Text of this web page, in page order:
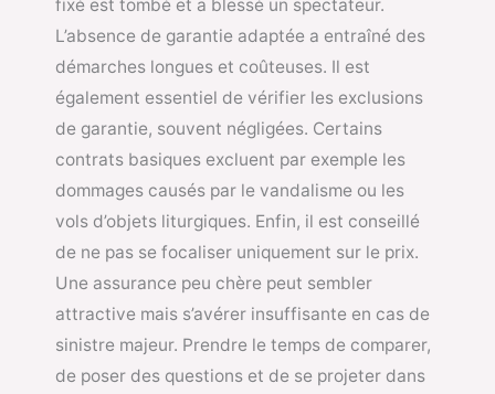
fixé est tombé et a blessé un spectateur.
L’absence de garantie adaptée a entraîné des
démarches longues et coûteuses. Il est
également essentiel de vérifier les exclusions
de garantie, souvent négligées. Certains
contrats basiques excluent par exemple les
dommages causés par le vandalisme ou les
vols d’objets liturgiques. Enfin, il est conseillé
de ne pas se focaliser uniquement sur le prix.
Une assurance peu chère peut sembler
attractive mais s’avérer insuffisante en cas de
sinistre majeur. Prendre le temps de comparer,
de poser des questions et de se projeter dans